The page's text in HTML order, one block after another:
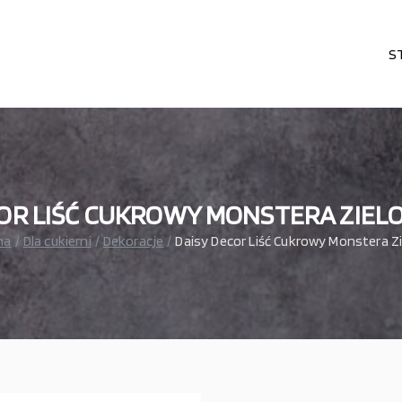
LIŚĆ CUKROWY MONSTERA
Dla cukierni Dekoracje Daisy Decor Liść Cukrowy Monstera